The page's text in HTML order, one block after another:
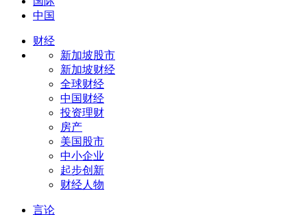
中国
财经
新加坡股市
新加坡财经
全球财经
中国财经
投资理财
房产
美国股市
中小企业
起步创新
财经人物
言论